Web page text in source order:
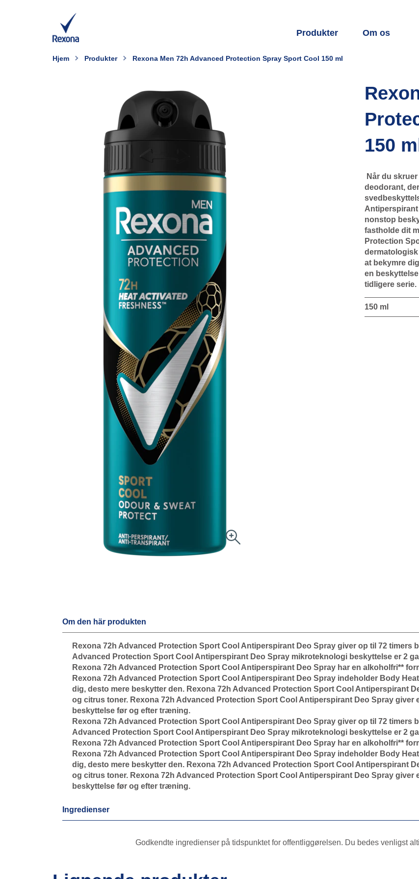
Produkter Om os
Hjem Produkter Rexona Men 72h Advanced Protection Spray Sport Cool 150 ml
150 ml
Når du
deodorant,
Antiperspirant
nonstop
fastholde dit
Protection
at bekymre
en
tidligere serie.
150 ml
Om den här produkten
Rexona 72h Advanced Protection Sport Cool Antiperspirant Deo Spray giver op til 72 timers
Advanced Protection Sport Cool Antiperspirant Deo Spray mikroteknologi beskyttelse er 2
Rexona 72h Advanced Protection Sport Cool Antiperspirant Deo Spray har en alkoholfri**
Rexona 72h Advanced Protection Sport Cool Antiperspirant Deo Spray indeholder Body
dig, desto mere beskytter den. Rexona 72h Advanced Protection Sport Cool Antiperspirant
og citrus toner. Rexona 72h Advanced Protection Sport Cool Antiperspirant Deo Spray giver
beskyttelse før og efter træning.
Rexona 72h Advanced Protection Sport Cool Antiperspirant Deo Spray giver op til 72 timers
Advanced Protection Sport Cool Antiperspirant Deo Spray mikroteknologi beskyttelse er 2
Rexona 72h Advanced Protection Sport Cool Antiperspirant Deo Spray har en alkoholfri**
Rexona 72h Advanced Protection Sport Cool Antiperspirant Deo Spray indeholder Body
dig, desto mere beskytter den. Rexona 72h Advanced Protection Sport Cool Antiperspirant
og citrus toner. Rexona 72h Advanced Protection Sport Cool Antiperspirant Deo Spray giver
beskyttelse før og efter træning.
Ingredienser
Godkendte ingredienser på tidspunktet for offentliggørelsen. Du bedes venligst